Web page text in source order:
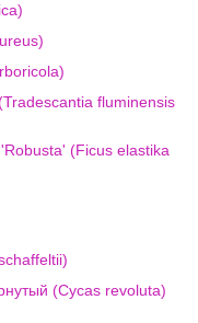
fluminensis
(Ficus elastika
(Cycas revoluta)